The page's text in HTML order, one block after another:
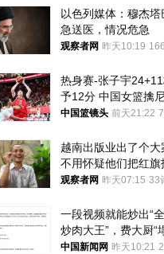
以色列媒体：穆杰塔
急送医，情况危急
观察者网 昨天10:19
热身赛-张子宇
予12分 中国女篮擒尼
亚
中国篮镜头 前天21:22
越南出版业出了个大
不用怀疑他们把红旗
的决心
观察者网 昨天07:15 33
一段视频就能炒出“
炒肉大王”，费大厨“
吗？
中国新闻网 昨天10:21